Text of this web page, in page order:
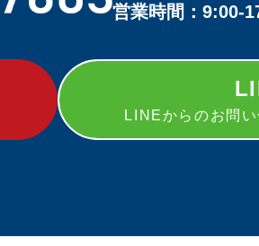
営業時間：9:00-
LINEからのお問